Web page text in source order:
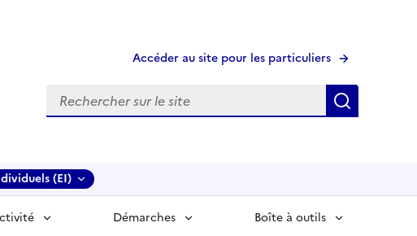
Accéder au site pour les particuliers
Recherche
(EI)
Démarches Boîte à outils